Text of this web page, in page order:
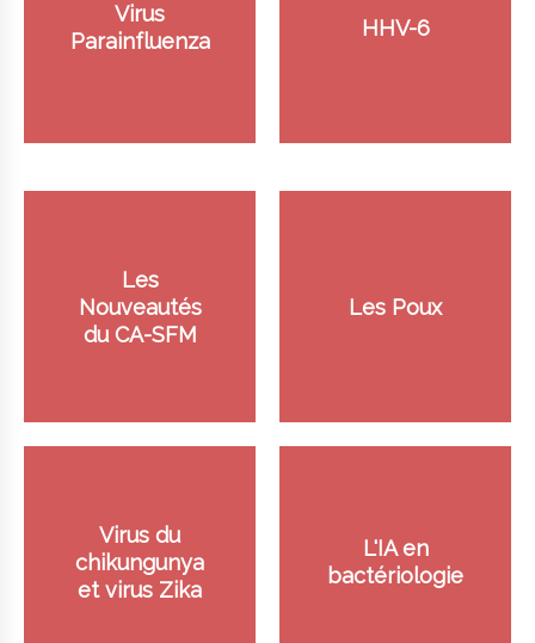
Virus
Parainfluenza
HHV-6
Les
Nouveautés
du CA-SFM
Les Poux
Virus du
chikungunya
et virus Zika
L'IA en
bactériologie